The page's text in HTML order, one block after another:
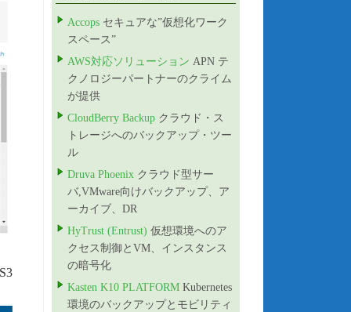
Accops セキュアな”仮想化ワーク
スペース”
AWS対応ソリューション APN テ
クノロジーパートナーのクライム
が提供
CloudBerry Backup クラウド・ス
トレージへのバックアップ・ツー
ル
Druva Phoenix クラウド型サー
バ,VMware向けバックアップ、ア
ーカイブ、DR
HyTrust (Entrust) 仮想環境へのア
クセス制御とVM、インスタンス
の暗号化
Kasten K10 PLATFORM Kubernetes
環境のバックアップとモビリティ